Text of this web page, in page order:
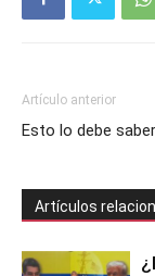
Artículo anterior
Esto lo debe
Artículos